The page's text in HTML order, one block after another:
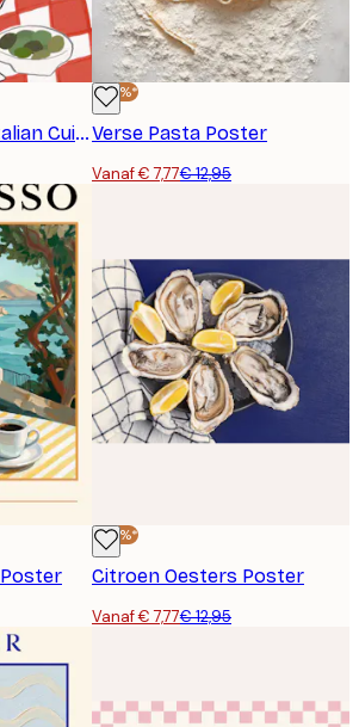
Athene Fritsch - Italian Cuisine Delight Poster
-40%*
Verse Pasta Poster
Vanaf € 7,77€ 12,95
-40%*
Citroen Oesters Poster
Vanaf € 7,77€ 12,95